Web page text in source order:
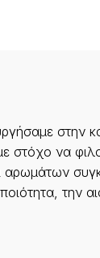
στην
στόχο να
την